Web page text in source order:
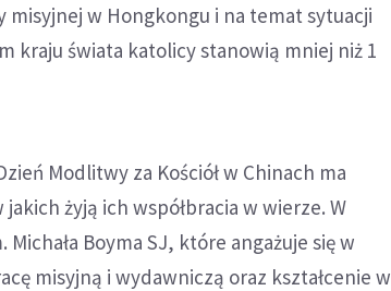
w Hongkongu i na temat sytuacji
kraju świata katolicy stanowią mniej niż 1
Modlitwy za Kościół w Chinach ma
żyją ich współbracia w wierze. W
Boyma SJ, które angażuje się w
misyjną i wydawniczą oraz kształcenie w